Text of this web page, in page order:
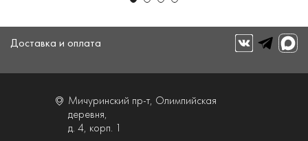
Доставка и оплата
Мичуринский пр-т, Олимпийская
деревня,
д. 4, корп. 1